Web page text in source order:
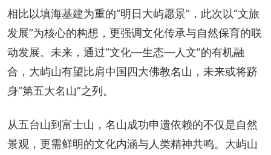
相比以填海基建为重的“明日大屿愿景”，此次以“文旅
发展”为核心的构想，更强调文化传承与自然保育的联
动发展。未来，通过“文化—生态—人文”的有机融
合，大屿山有望比肩中国四大佛教名山，未来或将跻
身“第五大名山”之列。
从五台山到富士山，名山成功申遗依赖的不仅是自然
景观，更需鲜明的文化内涵与人类精神共鸣。大屿山